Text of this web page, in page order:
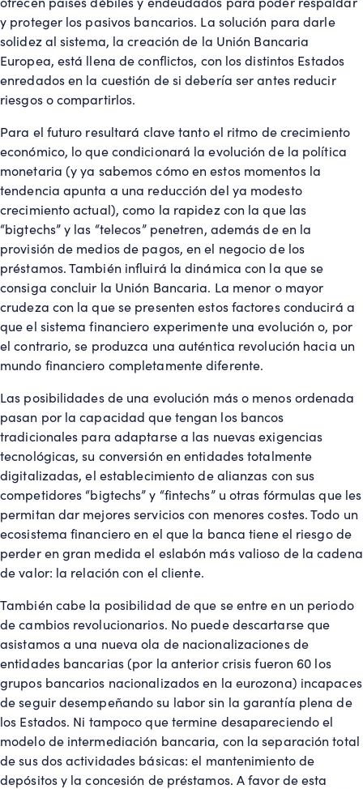
y proteger los pasivos bancarios. La solución para darle
solidez al sistema, la creación de la Unión Bancaria
Europea, está llena de conflictos, con los distintos Estados
enredados en la cuestión de si debería ser antes reducir
riesgos o compartirlos.
Para el futuro resultará clave tanto el ritmo de crecimiento
económico, lo que condicionará la evolución de la política
monetaria (y ya sabemos cómo en estos momentos la
tendencia apunta a una reducción del ya modesto
crecimiento actual), como la rapidez con la que las
“bigtechs” y las “telecos” penetren, además de en la
provisión de medios de pagos, en el negocio de los
préstamos. También influirá la dinámica con la que se
consiga concluir la Unión Bancaria. La menor o mayor
crudeza con la que se presenten estos factores conducirá a
que el sistema financiero experimente una evolución o, por
el contrario, se produzca una auténtica revolución hacia un
mundo financiero completamente diferente.
Las posibilidades de una evolución más o menos ordenada
pasan por la capacidad que tengan los bancos
tradicionales para adaptarse a las nuevas exigencias
tecnológicas, su conversión en entidades totalmente
digitalizadas, el establecimiento de alianzas con sus
competidores “bigtechs” y “fintechs” u otras fórmulas que les
permitan dar mejores servicios con menores costes. Todo un
ecosistema financiero en el que la banca tiene el riesgo de
perder en gran medida el eslabón más valioso de la cadena
de valor: la relación con el cliente.
También cabe la posibilidad de que se entre en un periodo
de cambios revolucionarios. No puede descartarse que
asistamos a una nueva ola de nacionalizaciones de
entidades bancarias (por la anterior crisis fueron 60 los
grupos bancarios nacionalizados en la eurozona) incapaces
de seguir desempeñando su labor sin la garantía plena de
los Estados. Ni tampoco que termine desapareciendo el
modelo de intermediación bancaria, con la separación total
de sus dos actividades básicas: el mantenimiento de
depósitos y la concesión de préstamos. A favor de esta